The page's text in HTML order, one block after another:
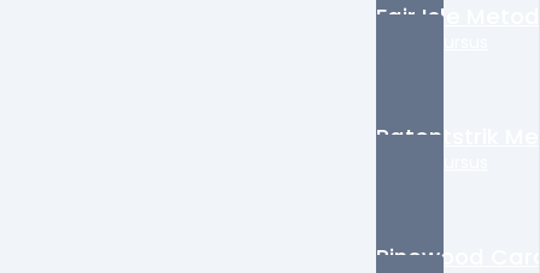
Fair Isle
Patentstrik
Pinewood